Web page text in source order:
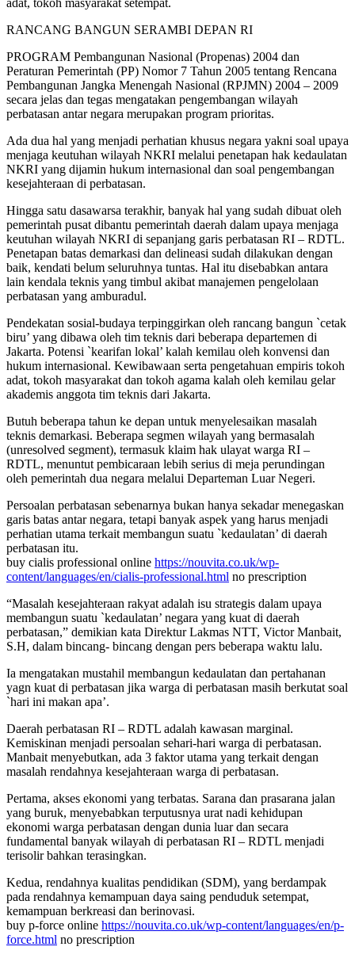
RANCANG BANGUN SERAMBI DEPAN RI
PROGRAM Pembangunan Nasional (Propenas) 2004 dan
Peraturan Pemerintah (PP) Nomor 7 Tahun 2005 tentang Rencana
Pembangunan Jangka Menengah Nasional (RPJMN) 2004 – 2009
secara jelas dan tegas mengatakan pengembangan wilayah
perbatasan antar negara merupakan program prioritas.
Ada dua hal yang menjadi perhatian khusus negara yakni soal upaya
menjaga keutuhan wilayah NKRI melalui penetapan hak kedaulatan
NKRI yang dijamin hukum internasional dan soal pengembangan
kesejahteraan di perbatasan.
Hingga satu dasawarsa terakhir, banyak hal yang sudah dibuat oleh
pemerintah pusat dibantu pemerintah daerah dalam upaya menjaga
keutuhan wilayah NKRI di sepanjang garis perbatasan RI – RDTL.
Penetapan batas demarkasi dan delineasi sudah dilakukan dengan
baik, kendati belum seluruhnya tuntas. Hal itu disebabkan antara
lain kendala teknis yang timbul akibat manajemen pengelolaan
perbatasan yang amburadul.
Pendekatan sosial-budaya terpinggirkan oleh rancang bangun `cetak
biru’ yang dibawa oleh tim teknis dari beberapa departemen di
Jakarta. Potensi `kearifan lokal’ kalah kemilau oleh konvensi dan
hukum internasional. Kewibawaan serta pengetahuan empiris tokoh
adat, tokoh masyarakat dan tokoh agama kalah oleh kemilau gelar
akademis anggota tim teknis dari Jakarta.
Butuh beberapa tahun ke depan untuk menyelesaikan masalah
teknis demarkasi. Beberapa segmen wilayah yang bermasalah
(unresolved segment), termasuk klaim hak ulayat warga RI –
RDTL, menuntut pembicaraan lebih serius di meja perundingan
oleh pemerintah dua negara melalui Departeman Luar Negeri.
Persoalan perbatasan sebenarnya bukan hanya sekadar menegaskan
garis batas antar negara, tetapi banyak aspek yang harus menjadi
perhatian utama terkait membangun suatu `kedaulatan’ di daerah
perbatasan itu.
buy cialis professional online https://nouvita.co.uk/wp-
content/languages/en/cialis-professional.html no prescription
“Masalah kesejahteraan rakyat adalah isu strategis dalam upaya
membangun suatu `kedaulatan’ negara yang kuat di daerah
perbatasan,” demikian kata Direktur Lakmas NTT, Victor Manbait,
S.H, dalam bincang- bincang dengan pers beberapa waktu lalu.
Ia mengatakan mustahil membangun kedaulatan dan pertahanan
yagn kuat di perbatasan jika warga di perbatasan masih berkutat soal
`hari ini makan apa’.
Daerah perbatasan RI – RDTL adalah kawasan marginal.
Kemiskinan menjadi persoalan sehari-hari warga di perbatasan.
Manbait menyebutkan, ada 3 faktor utama yang terkait dengan
masalah rendahnya kesejahteraan warga di perbatasan.
Pertama, akses ekonomi yang terbatas. Sarana dan prasarana jalan
yang buruk, menyebabkan terputusnya urat nadi kehidupan
ekonomi warga perbatasan dengan dunia luar dan secara
fundamental banyak wilayah di perbatasan RI – RDTL menjadi
terisolir bahkan terasingkan.
Kedua, rendahnya kualitas pendidikan (SDM), yang berdampak
pada rendahnya kemampuan daya saing penduduk setempat,
kemampuan berkreasi dan berinovasi.
buy p-force online https://nouvita.co.uk/wp-content/languages/en/p-
force.html no prescription